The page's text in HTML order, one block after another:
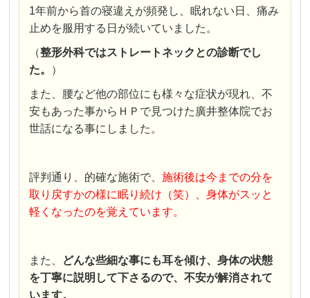
1年前から首の寝違えが頻発し、眠れない日、痛み
止めを服用する日が続いていました。
（整形外科ではストレートネックとの診断でし
た。
）
また、腰など他の部位にも様々な症状が現れ、不
安もあった事からＨＰで見つけた廣井整体院でお
世話になる事にしました。
評判通り、的確な施術で、施術後は今までの分を
取り戻すかの様に眠り続け（笑）、身体がスッと
軽くなったのを覚えています。
また、
どんな些細な事にも耳を傾け、身体の状態
を丁寧に説明して下さるので、不安が解消されて
います。